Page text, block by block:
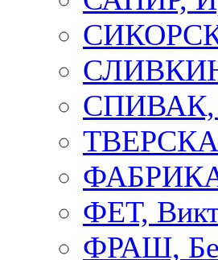
СПИВАК,
ФЕТ,
ФРАШ,